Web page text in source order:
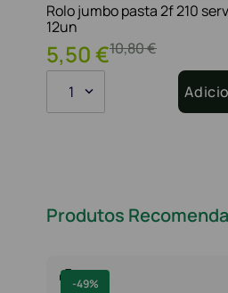
Rolo jumbo pasta 2f 210
12un
10,80€
5,50€
1
Produtos
-49%